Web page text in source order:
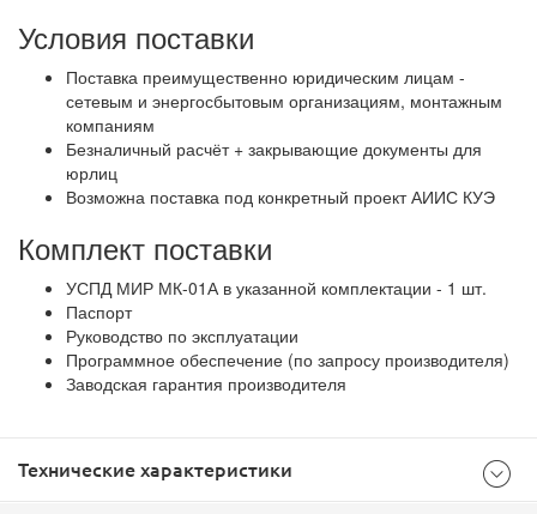
Условия поставки
Поставка преимущественно юридическим лицам -
сетевым и энергосбытовым организациям, монтажным
компаниям
Безналичный расчёт + закрывающие документы для
юрлиц
Возможна поставка под конкретный проект АИИС КУЭ
Комплект поставки
УСПД МИР МК-01А в указанной комплектации - 1 шт.
Паспорт
Руководство по эксплуатации
Программное обеспечение (по запросу производителя)
Заводская гарантия производителя
Технические характеристики